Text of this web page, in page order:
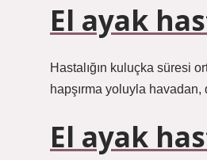
El ayak
Hastalığın kuluçka süresi
hapşırma yoluyla
El ayak